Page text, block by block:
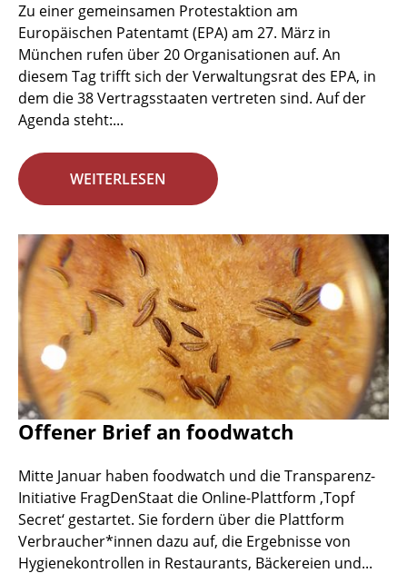
Zu einer gemeinsamen Protestaktion am
Europäischen Patentamt (EPA) am 27. März in
München rufen über 20 Organisationen auf. An
diesem Tag trifft sich der Verwaltungsrat des EPA, in
dem die 38 Vertragsstaaten vertreten sind. Auf der
Agenda steht:...
WEITERLESEN
Offener Brief an foodwatch
Mitte Januar haben foodwatch und die Transparenz-
Initiative FragDenStaat die Online-Plattform ‚Topf
Secret‘ gestartet. Sie fordern über die Plattform
Verbraucher*innen dazu auf, die Ergebnisse von
Hygienekontrollen in Restaurants, Bäckereien und...